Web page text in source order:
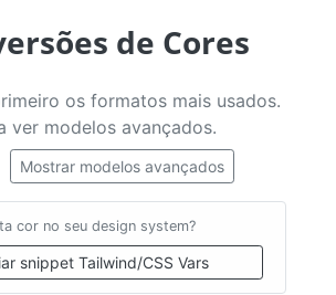
de Cores
os formatos mais usados.
ver modelos avançados.
Mostrar modelos avançados
cor no seu design system?
snippet Tailwind/CSS Vars